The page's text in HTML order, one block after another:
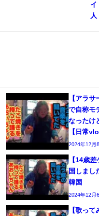
イ
人
【アラ
で自称モ
なったけ
【日常
2024年12月
【14歳差
国しまし
韓国
2024年12月
【歌って